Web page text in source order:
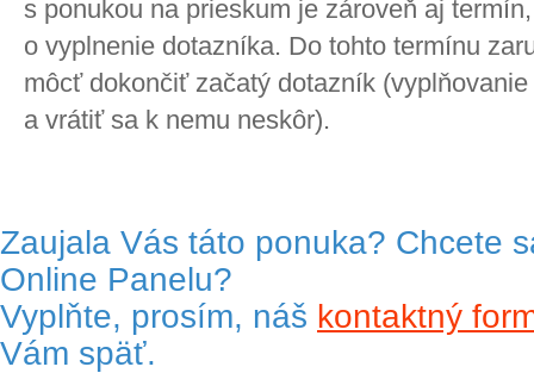
s ponukou na prieskum je zároveň aj
o vyplnenie dotazníka. Do tohto termínu
môcť dokončiť začatý dotazník
a vrátiť sa k nemu neskôr).
Zaujala Vás táto ponuka? Chcete
Online Panelu?
Vyplňte, prosím, náš kontaktný
Vám späť.